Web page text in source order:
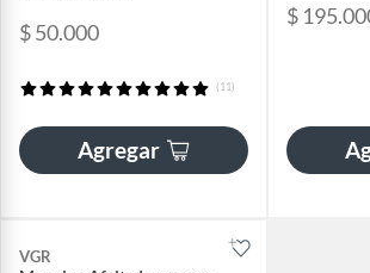
$ 50.000
(11)
Agregar
$
VGR